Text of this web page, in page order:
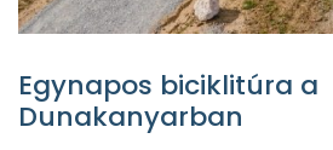
Egynapos biciklitúra a
Dunakanyarban